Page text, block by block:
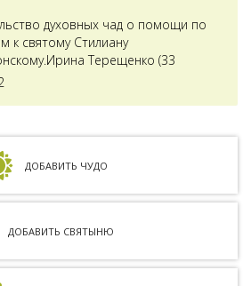
духовных чад о помощи по
к святому Стилиану
Терещенко (33
мужем долгое время пытались
показал, что мы с мужем
Кроме того, мне ставили...
ДОБАВИТЬ ЧУДО
ДОБАВИТЬ СВЯТЫНЮ